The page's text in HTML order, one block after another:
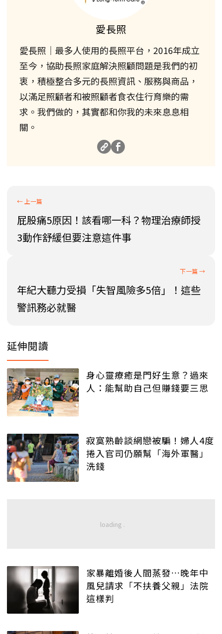
愛長照
愛長照｜最多人使用的長照平台，2016年成立
至今，協助長照家庭解決照顧問題是我們的初
衷，積極整合多元的長照資訊、服務與商品，
以滿足照顧者和被照顧者食衣住行育樂的需
求。我們做的，其實都和你我的未來息息相
關。
屁股痛5原因！該看哪一科？物理治療師授
3動作舒緩但要注意這件事
年紀大聽力受損「失智風險多5倍」！這些
警訊務必就醫
延伸閱讀
身心靈療癒是門好生意？過來
人：能幫助自己但賺錢要三思
寂寞熟齡談網戀被騙！婦人4度
捲入官司仍願幫「海外軍醫」
洗錢
家暴離婚後人間蒸發…晚年中
風兒請求「不扶養父親」法院
這樣判